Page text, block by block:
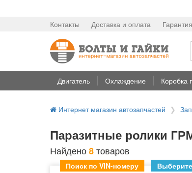
Контакты Доставка и оплата
Двигатель Охлаждение Коробка
Интернет магазин автозапчастей
Паразитные ролики
Найдено8товаров
Поиск по VIN-номеру